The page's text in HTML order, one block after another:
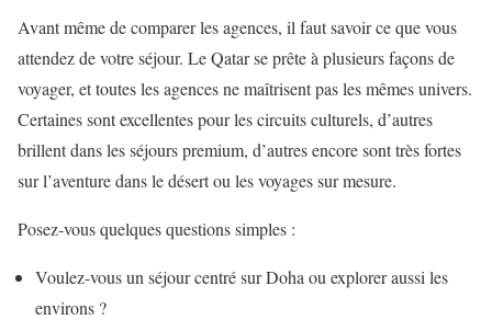
Avant même de comparer les agences, il faut savoir ce que vous
attendez de votre séjour. Le Qatar se prête à plusieurs façons de
voyager, et toutes les agences ne maîtrisent pas les mêmes univers.
Certaines sont excellentes pour les circuits culturels, d’autres
brillent dans les séjours premium, d’autres encore sont très fortes
sur l’aventure dans le désert ou les voyages sur mesure.
Posez-vous quelques questions simples :
Voulez-vous un séjour centré sur Doha ou explorer aussi les
environs ?